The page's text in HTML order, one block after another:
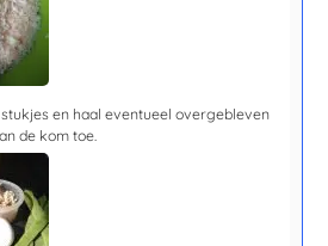
en haal eventueel overgebleven
de kom toe.